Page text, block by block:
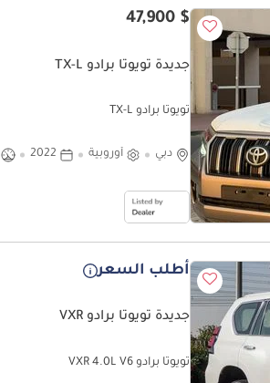
$ 47,900
جديدة تويوتا برادو TX-L
تويوتا برادو TX-L
دبي أوروبية 2022
أطلب السعر
جديدة تويوتا برادو VXR
تويوتا برادو VXR 4.0L V6